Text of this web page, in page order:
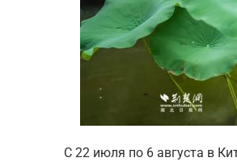
С 22 июля по 6 августа в